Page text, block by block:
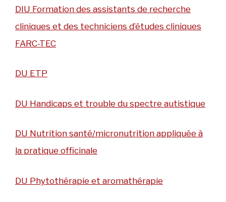
DIU Formation des assistants de recherche
cliniques et des techniciens d’études cliniques
FARC-TEC
DU ETP
DU Handicaps et trouble du spectre autistique
DU Nutrition santé/micronutrition appliquée à
la pratique officinale
DU Phytothérapie et aromathérapie